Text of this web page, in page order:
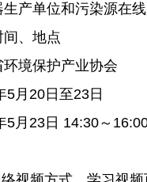
产单位和污染源在
、地点
境保护产业协会
5月20日至23日
5月23日 14:30～